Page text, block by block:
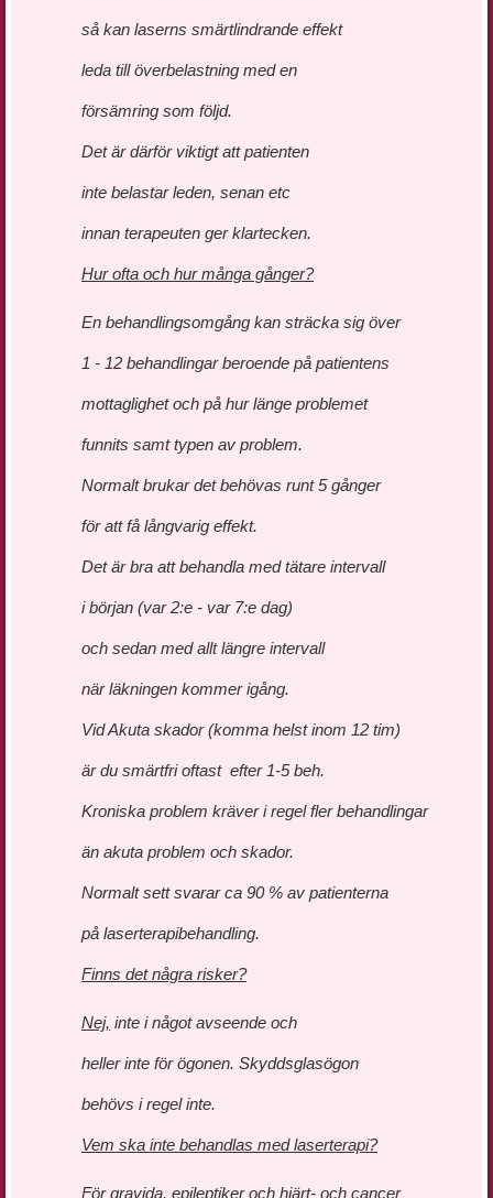
så kan laserns smärtlindrande effekt
leda till överbelastning med en
försämring som följd.
Det är därför viktigt att patienten
inte belastar leden, senan etc
innan terapeuten ger klartecken.
Hur ofta och hur många gånger?
En behandlingsomgång kan sträcka sig över
1 - 12 behandlingar beroende på patientens
mottaglighet och på hur länge problemet
funnits samt typen av problem.
Normalt brukar det behövas runt 5 gånger
för att få långvarig effekt.
Det är bra att behandla med tätare intervall
i början (var 2:e - var 7:e dag)
och sedan med allt längre intervall
när läkningen kommer igång.
Vid Akuta skador (komma helst inom 12 tim)
är du smärtfri oftast efter 1-5 beh.
Kroniska problem kräver i regel fler behandlingar
än akuta problem och skador.
Normalt sett svarar ca 90 % av patienterna
på laserterapibehandling.
Finns det några risker?
Nej, inte i något avseende och
heller inte för ögonen. Skyddsglasögon
behövs i regel inte.
Vem ska inte behandlas med laserterapi?
För gravida, epileptiker och hjärt- och cancer